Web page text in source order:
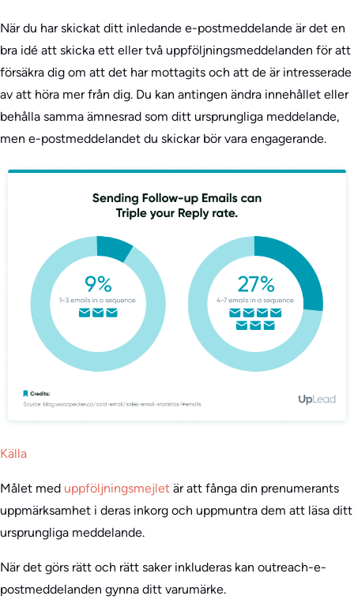
När du har skickat ditt inledande e-postmeddelande är det en
bra idé att skicka ett eller två uppföljningsmeddelanden för att
försäkra dig om att det har mottagits och att de är intresserade
av att höra mer från dig. Du kan antingen ändra innehållet eller
behålla samma ämnesrad som ditt ursprungliga meddelande,
men e-postmeddelandet du skickar bör vara engagerande.
Källa
Målet med uppföljningsmejlet är att fånga din prenumerants
uppmärksamhet i deras inkorg och uppmuntra dem att läsa ditt
ursprungliga meddelande.
När det görs rätt och rätt saker inkluderas kan outreach-e-
postmeddelanden gynna ditt varumärke.